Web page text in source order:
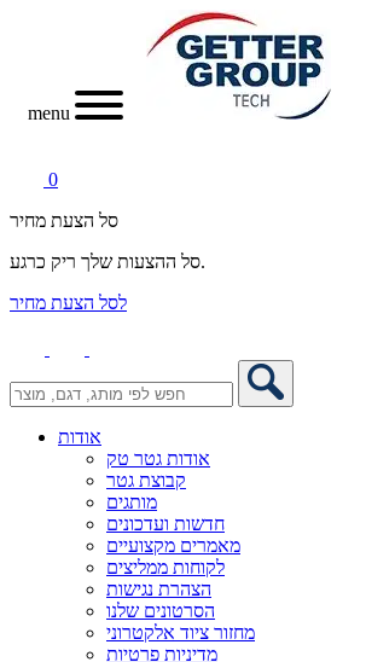
menu
0
סל הצעת מחיר
סל ההצעות שלך ריק כרגע.
לסל הצעת מחיר
אודות
אודות גטר טק
קבוצת גטר
מותגים
חדשות ועדכונים
מאמרים מקצועיים
לקוחות ממליצים
הצהרת נגישות
הסרטונים שלנו
מחזור ציוד אלקטרוני
מדיניות פרטיות